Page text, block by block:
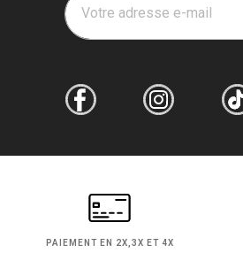
Votre adresse e-mail
PAIEMENT EN 2X,3X ET 4X